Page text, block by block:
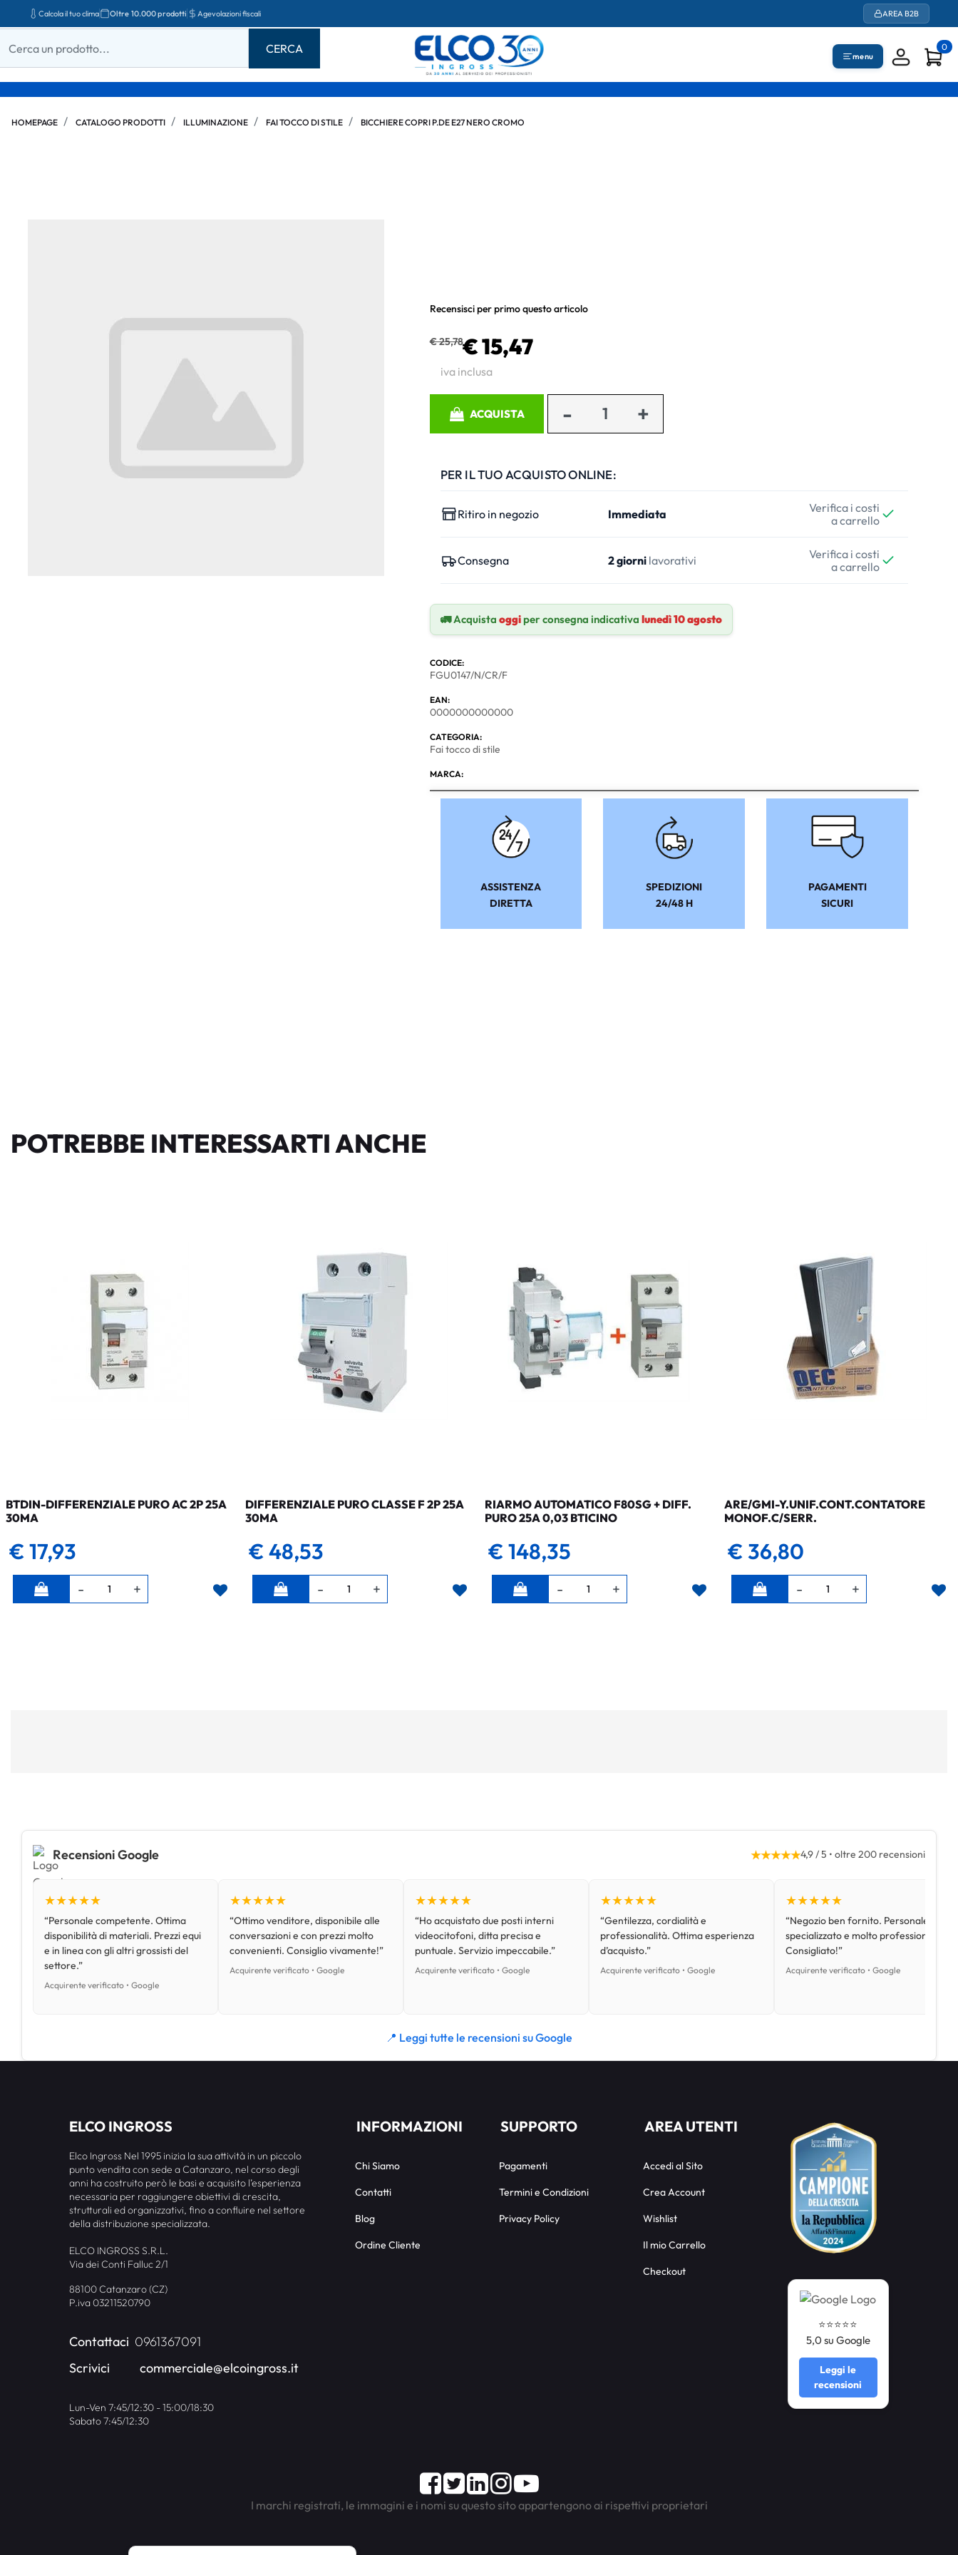
Calcola il tuo clima Oltre 10.000 prodotti Agevolazioni fiscali AREA B2B
menu
0
HOMEPAGE CATALOGO PRODOTTI ILLUMINAZIONE FAI TOCCO DI STILE BICCHIERE COPRI P.DE E27 NERO CROMO
Recensisci per primo questo articolo
€ 25,78€ 15,47
iva inclusa
ACQUISTA
PER IL TUO ACQUISTO ONLINE:
Ritiro in negozio Immediata
Verifica i costi
a carrello
Consegna 2 giornilavorativi
Verifica i costi
a carrello
🚛 Acquista oggiper consegna indicativa lunedì 10 agosto
CODICE:
FGU0147/N/CR/F
EAN:
0000000000000
CATEGORIA:
Fai tocco di stile
MARCA:
ASSISTENZA
DIRETTA
SPEDIZIONI
24/48 H
PAGAMENTI
SICURI
POTREBBE INTERESSARTI ANCHE
BTDIN-DIFFERENZIALE PURO AC 2P 25A
30MA
€ 17,93
Quantità
DIFFERENZIALE PURO CLASSE F 2P 25A
30MA
€ 48,53
Quantità
RIARMO AUTOMATICO F80SG + DIFF.
PURO 25A 0,03 BTICINO
€ 148,35
Quantità
ARE/GMI-Y.UNIF.CONT.CONTATORE
MONOF.C/SERR.
€ 36,80
Quantità
Recensioni Google ★★★★★4,9 / 5 • oltre 200 recensioni
★★★★★
“Personale competente. Ottima
disponibilità di materiali. Prezzi equi
e in linea con gli altri grossisti del
settore.”
Acquirente verificato • Google
★★★★★
“Ottimo venditore, disponibile alle
conversazioni e con prezzi molto
convenienti. Consiglio vivamente!”
Acquirente verificato • Google
★★★★★
“Ho acquistato due posti interni
videocitofoni, ditta precisa e
puntuale. Servizio impeccabile.”
Acquirente verificato • Google
★★★★★
“Gentilezza, cordialità e
professionalità. Ottima esperienza
d’acquisto.”
Acquirente verificato • Google
★★★★★
“Negozio ben fornito. Personale
specializzato e molto professionale.
Consigliato!”
Acquirente verificato • Google
📍 Leggi tutte le recensioni su Google
ELCO INGROSS
Elco Ingross Nel 1995 inizia la sua attività in un piccolo
punto vendita con sede a Catanzaro, nel corso degli
anni ha costruito però le basi e acquisito l’esperienza
necessaria per raggiungere obiettivi di crescita,
strutturali ed organizzativi, fino a confluire nel settore
della distribuzione specializzata.
ELCO INGROSS S.R.L.
Via dei Conti Falluc 2/1
88100 Catanzaro (CZ)
P.iva 03211520790
Contattaci 0961367091
Scrivici
commerciale@elcoingross.it
Lun-Ven 7:45/12:30 - 15:00/18:30
Sabato 7:45/12:30
INFORMAZIONI
Chi Siamo
Contatti
Blog
Ordine Cliente
SUPPORTO
Pagamenti
Termini e Condizioni
Privacy Policy
AREA UTENTI
Accedi al Sito
Crea Account
Wishlist
Il mio Carrello
Checkout
⭐️⭐️⭐️⭐️⭐️
5,0 su Google
Leggi le
recensioni
Facebook
TwitterLinkedInInstagram
Youtube
I marchi registrati, le immagini e i nomi su questo sito appartengono ai rispettivi proprietari